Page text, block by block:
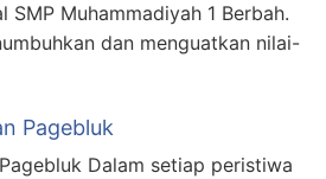
SMP Muhammadiyah 1 Berbah.
dan menguatkan nilai-
Pagebluk
Dalam setiap peristiwa